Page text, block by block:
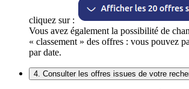
cliquez sur :
Vous avez également la possibilité de
« classement » des offres : vous pouvez
par date.
4. Consulter les offres issues de votre